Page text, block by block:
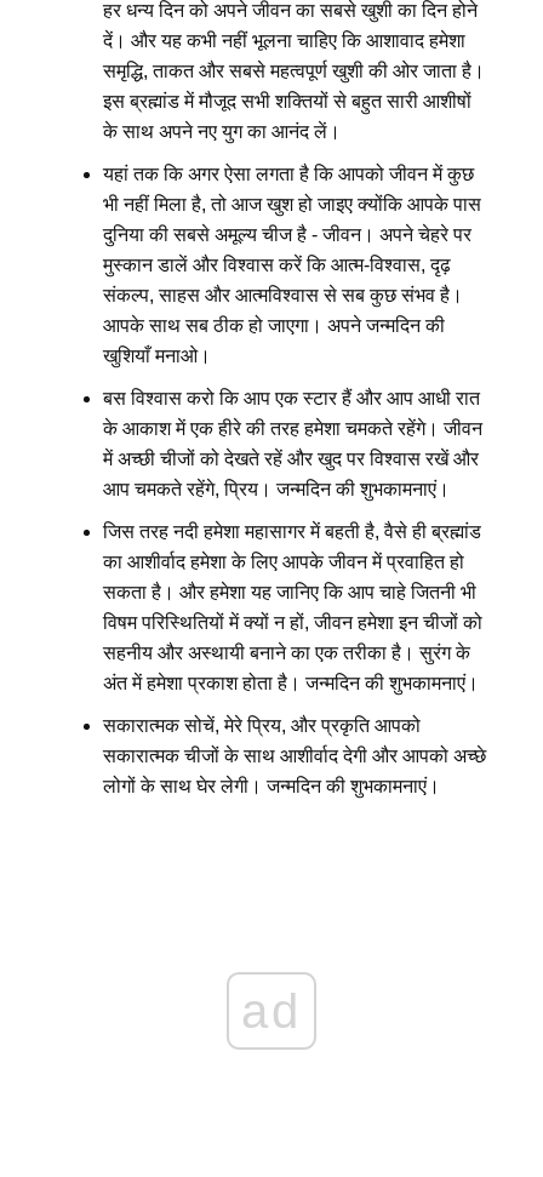
हर धन्य दिन को अपने जीवन का सबसे खुशी का दिन होने
दें। और यह कभी नहीं भूलना चाहिए कि आशावाद हमेशा
समृद्धि, ताकत और सबसे महत्वपूर्ण खुशी की ओर जाता है।
इस ब्रह्मांड में मौजूद सभी शक्तियों से बहुत सारी आशीषों
के साथ अपने नए युग का आनंद लें।
यहां तक ​​कि अगर ऐसा लगता है कि आपको जीवन में कुछ
भी नहीं मिला है, तो आज खुश हो जाइए क्योंकि आपके पास
दुनिया की सबसे अमूल्य चीज है - जीवन। अपने चेहरे पर
मुस्कान डालें और विश्वास करें कि आत्म-विश्वास, दृढ़
संकल्प, साहस और आत्मविश्वास से सब कुछ संभव है।
आपके साथ सब ठीक हो जाएगा। अपने जन्मदिन की
खुशियाँ मनाओ।
बस विश्वास करो कि आप एक स्टार हैं और आप आधी रात
के आकाश में एक हीरे की तरह हमेशा चमकते रहेंगे। जीवन
में अच्छी चीजों को देखते रहें और खुद पर विश्वास रखें और
आप चमकते रहेंगे, प्रिय। जन्मदिन की शुभकामनाएं।
जिस तरह नदी हमेशा महासागर में बहती है, वैसे ही ब्रह्मांड
का आशीर्वाद हमेशा के लिए आपके जीवन में प्रवाहित हो
सकता है। और हमेशा यह जानिए कि आप चाहे जितनी भी
विषम परिस्थितियों में क्यों न हों, जीवन हमेशा इन चीजों को
सहनीय और अस्थायी बनाने का एक तरीका है। सुरंग के
अंत में हमेशा प्रकाश होता है। जन्मदिन की शुभकामनाएं।
सकारात्मक सोचें, मेरे प्रिय, और प्रकृति आपको
सकारात्मक चीजों के साथ आशीर्वाद देगी और आपको अच्छे
लोगों के साथ घेर लेगी। जन्मदिन की शुभकामनाएं।
ad